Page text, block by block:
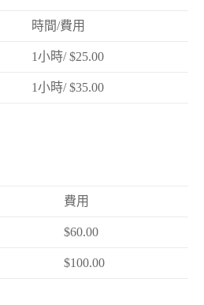
時間/費用
1小時/ $25.00
1小時/ $35.00
費用
$60.00
$100.00